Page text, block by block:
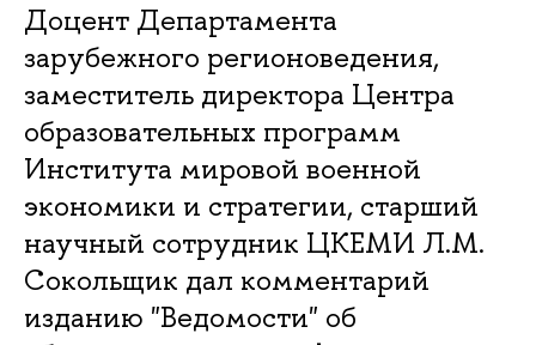
Доцент Департамента
зарубежного регионоведения,
заместитель директора Центра
образовательных программ
Института мировой военной
экономики и стратегии, старший
научный сотрудник ЦКЕМИ Л.М.
Сокольщик дал комментарий
изданию "Ведомости" об